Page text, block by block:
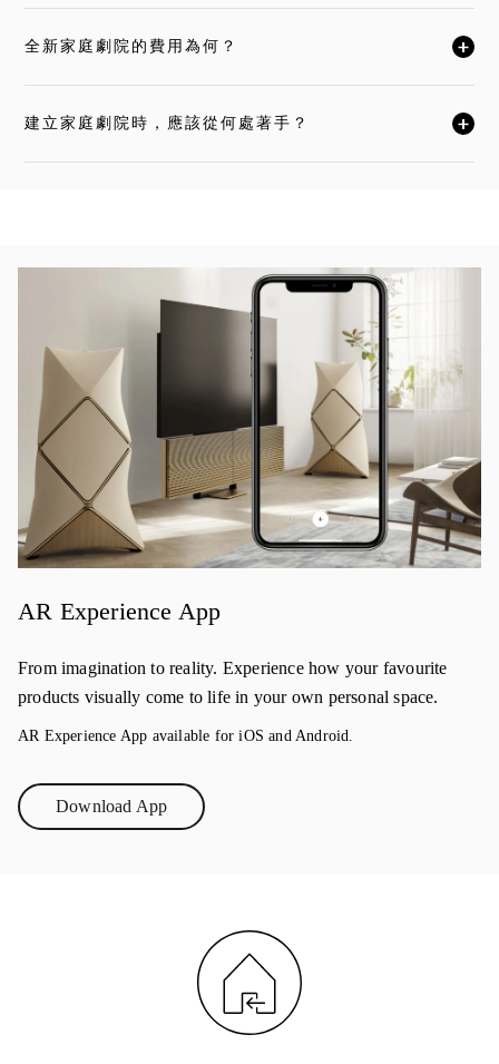
全新家庭劇院的費用為何？
按一下後可展開描述內容並繼續閱讀
建立家庭劇院時，應該從何處著手？
按一下後可展開描述內容並繼續閱讀
AR Experience App
From imagination to reality. Experience how your favourite
products visually come to life in your own personal space.
AR Experience App available for iOS and Android.
Download AppLink Opens in New Tab